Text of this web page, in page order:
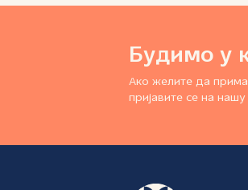
Будимо у
Ако желите да
пријавите се на нашу